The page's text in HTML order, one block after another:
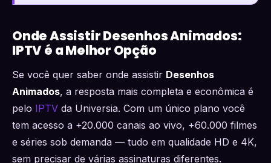
Onde Assistir Desenhos Animados:
IPTV é a Melhor Opção
Se você quer saber onde assistir Desenhos
Animados, a resposta mais completa e econômica é
pelo IPTV da Universia. Com um único plano você
tem acesso a +20.000 canais ao vivo, +60.000 filmes
e séries sob demanda — tudo em qualidade HD e 4K,
sem precisar de várias assinaturas diferentes.